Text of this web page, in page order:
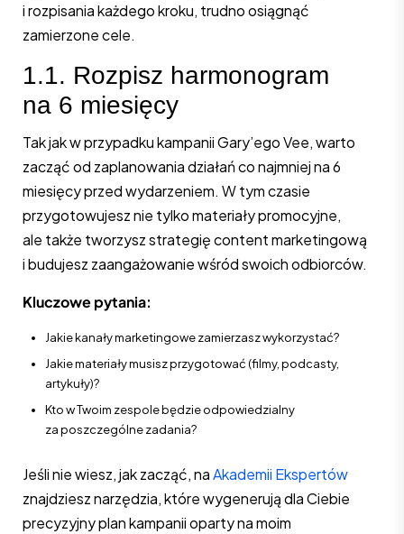
i rozpisania każdego kroku, trudno osiągnąć
zamierzone cele.
1.1. Rozpisz harmonogram
na 6 miesięcy
Tak jak w przypadku kampanii Gary’ego Vee, warto
zacząć od zaplanowania działań co najmniej na 6
miesięcy przed wydarzeniem. W tym czasie
przygotowujesz nie tylko materiały promocyjne,
ale także tworzysz strategię content marketingową
i budujesz zaangażowanie wśród swoich odbiorców.
Kluczowe pytania:
Jakie kanały marketingowe zamierzasz wykorzystać?
Jakie materiały musisz przygotować (filmy, podcasty,
artykuły)?
Kto w Twoim zespole będzie odpowiedzialny
za poszczególne zadania?
Jeśli nie wiesz, jak zacząć, naAkademii Ekspertów
znajdziesz narzędzia, które wygenerują dla Ciebie
precyzyjny plan kampanii oparty na moim